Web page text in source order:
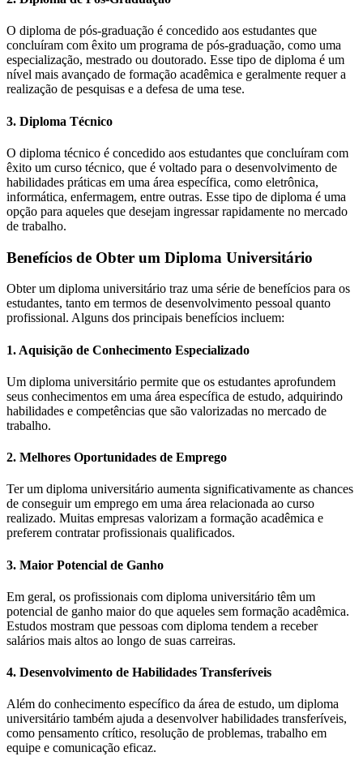
O diploma de pós-graduação é concedido aos estudantes que
concluíram com êxito um programa de pós-graduação, como uma
especialização, mestrado ou doutorado. Esse tipo de diploma é um
nível mais avançado de formação acadêmica e geralmente requer a
realização de pesquisas e a defesa de uma tese.
3. Diploma Técnico
O diploma técnico é concedido aos estudantes que concluíram com
êxito um curso técnico, que é voltado para o desenvolvimento de
habilidades práticas em uma área específica, como eletrônica,
informática, enfermagem, entre outras. Esse tipo de diploma é uma
opção para aqueles que desejam ingressar rapidamente no mercado
de trabalho.
Benefícios de Obter um Diploma Universitário
Obter um diploma universitário traz uma série de benefícios para os
estudantes, tanto em termos de desenvolvimento pessoal quanto
profissional. Alguns dos principais benefícios incluem:
1. Aquisição de Conhecimento Especializado
Um diploma universitário permite que os estudantes aprofundem
seus conhecimentos em uma área específica de estudo, adquirindo
habilidades e competências que são valorizadas no mercado de
trabalho.
2. Melhores Oportunidades de Emprego
Ter um diploma universitário aumenta significativamente as chances
de conseguir um emprego em uma área relacionada ao curso
realizado. Muitas empresas valorizam a formação acadêmica e
preferem contratar profissionais qualificados.
3. Maior Potencial de Ganho
Em geral, os profissionais com diploma universitário têm um
potencial de ganho maior do que aqueles sem formação acadêmica.
Estudos mostram que pessoas com diploma tendem a receber
salários mais altos ao longo de suas carreiras.
4. Desenvolvimento de Habilidades Transferíveis
Além do conhecimento específico da área de estudo, um diploma
universitário também ajuda a desenvolver habilidades transferíveis,
como pensamento crítico, resolução de problemas, trabalho em
equipe e comunicação eficaz.